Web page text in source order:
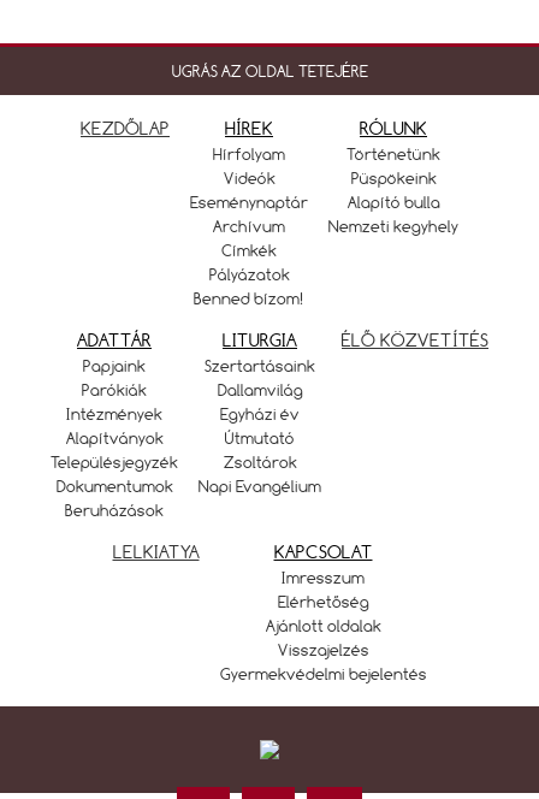
UGRÁS AZ OLDAL TETEJÉRE
KEZDŐLAP HÍREK
Hírfolyam
Videók
Eseménynaptár
Archívum
Címkék
Pályázatok
Benned bízom!
RÓLUNK
Történetünk
Püspökeink
Alapító bulla
Nemzeti kegyhely
ADATTÁR
Papjaink
Parókiák
Intézmények
Alapítványok
Településjegyzék
Dokumentumok
Beruházások
LITURGIA
Szertartásaink
Dallamvilág
Egyházi év
Útmutató
Zsoltárok
Napi Evangélium
ÉLŐ KÖZVETÍTÉS
LELKIATYA KAPCSOLAT
Imresszum
Elérhetőség
Ajánlott oldalak
Visszajelzés
Gyermekvédelmi bejelentés